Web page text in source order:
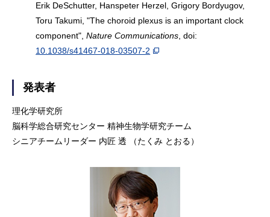
Erik DeSchutter, Hanspeter Herzel, Grigory Bordyugov,
Toru Takumi, "The choroid plexus is an important clock
component",Nature Communications , doi:
10.1038/s41467-018-03507-2
発表者
理化学研究所
脳科学総合研究センター 精神生物学研究チーム
シニアチームリーダー 内匠 透 （たくみ とおる）